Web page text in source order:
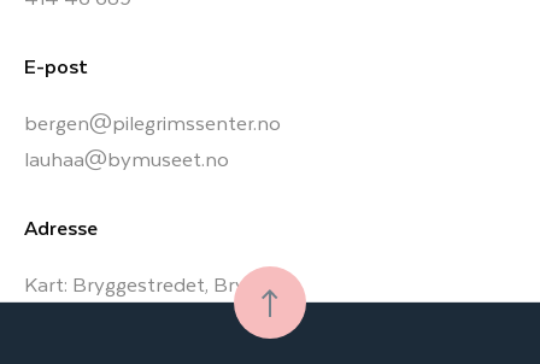
E-post
bergen@pilegrimssenter.no
lauhaa@bymuseet.no
Adresse
Kart: Bryggestredet, Bryggen